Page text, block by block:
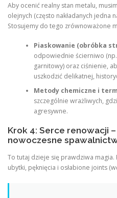
Aby ocenić realny stan metalu,
olejnych (często nakładanych jedna
Stosujemy do tego zrównoważone
Piaskowanie (obróbka
odpowiednie ścierniwo
garnitowy) oraz ciśnienie,
uszkodzić delikatnej,
Metody chemiczne i
szczególnie wrażliwych,
agresywne.
Krok 4: Serce renowacji
nowoczesne
To tutaj dzieje się prawdziwa magia.
ubytki, pęknięcia i osłabione joints